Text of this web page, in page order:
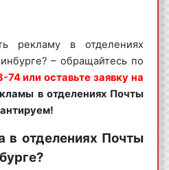
спросом
среди
Востребованность
России объясняется
форматов;
рекламу в отделениях
– обращайтесь по
или оставьте заявку на
в отделениях Почты
в отделениях Почты